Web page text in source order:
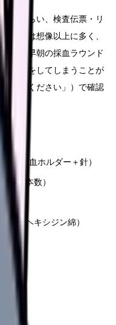
てもらい、検査伝票・リ
さんは想像以上に多く、
特に早朝の採血ラウンド
返事をしてしまうことが
えてください」）で確認
管採血ホルダー＋針）
類・本数）
ロルヘキシジン綿）